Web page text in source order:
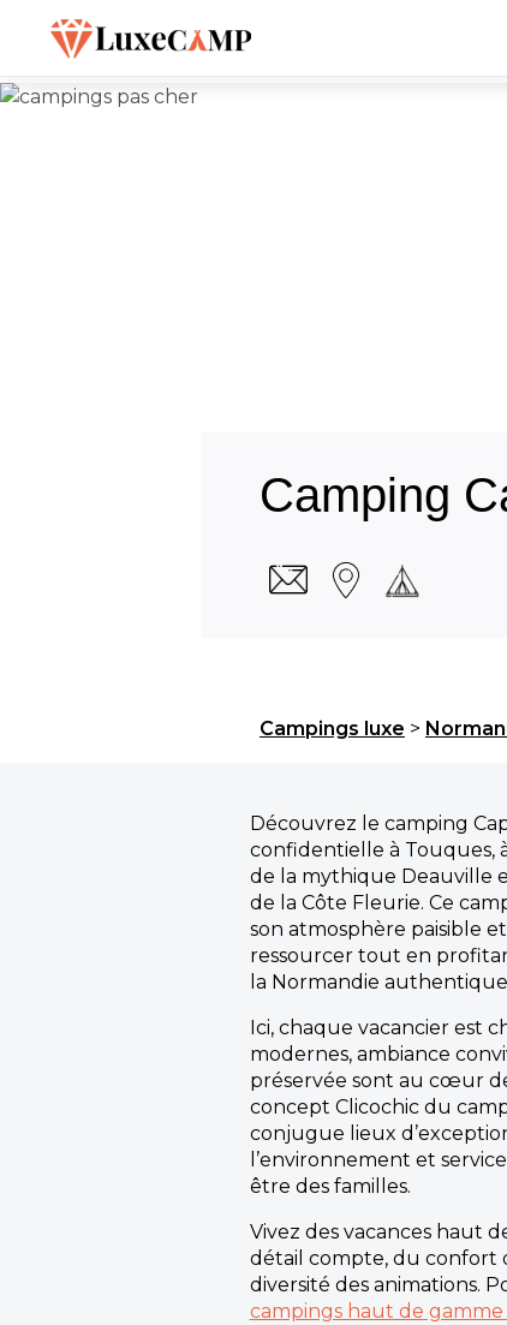
Camping
Campings luxe >
Découvrez le camping
confidentielle à Touques,
de la mythique Deauville
de la Côte Fleurie. Ce
son atmosphère paisible
ressourcer tout en
la Normandie
Ici, chaque vacancier est
modernes, ambiance
préservée sont au cœur
concept Clicochic du
conjugue lieux
l’environnement et
être des familles.
Vivez des vacances haut
détail compte, du confort
diversité des animations.
campings haut de